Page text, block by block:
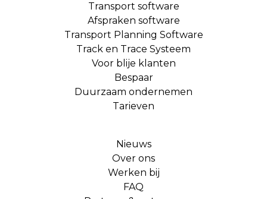
Transport software
Afspraken software
Transport Planning Software
Track en Trace Systeem
Voor blije klanten
Bespaar
Duurzaam ondernemen
Tarieven
Nieuws
Over ons
Werken bij
FAQ